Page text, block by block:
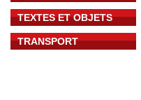
TEXTES ET OBJETS
TRANSPORT